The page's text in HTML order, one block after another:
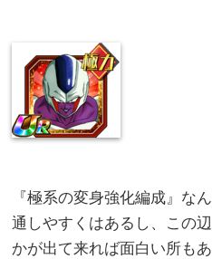
『極系の変身強化編成』な
通しやすくはあるし、この
かが出て来れば面白い所も